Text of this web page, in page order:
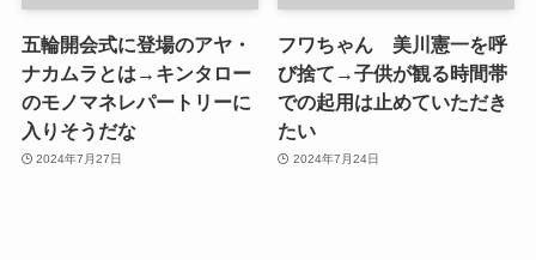
五輪開会式に登場のアヤ・
ナカムラとは→キンタロー
のモノマネレパートリーに
入りそうだな
2024年7月27日
フワちゃん 美川憲一を呼
び捨て→子供が観る時間帯
での起用は止めていただき
たい
2024年7月24日